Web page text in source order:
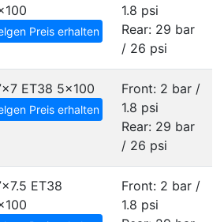
Preis erhalten
1.8 psi
Rear: 29 bar
/ 26 psi
ET38 5x100
Preis erhalten
Front: 2 bar /
1.8 psi
Rear: 29 bar
/ 26 psi
ET38
Front: 2 bar /
1.8 psi